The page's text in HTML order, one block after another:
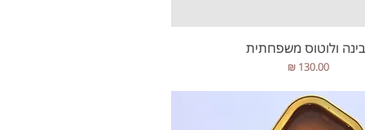
תצוגה מהירה
ולוטוס משפחתית
מחיר‏130.00 ‏₪